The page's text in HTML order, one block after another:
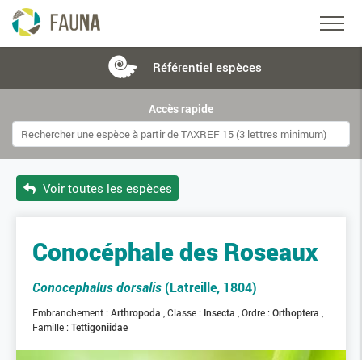
Référentiel espèces
Accès rapide
Voir toutes les espèces
Conocéphale des Roseaux
Conocephalus dorsalis (Latreille, 1804)
Embranchement : Arthropoda Classe : Insecta Ordre : Orthoptera
Famille : Tettigoniidae